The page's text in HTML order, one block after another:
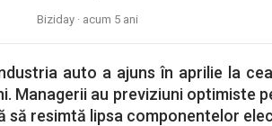
Biziday · acum 5 ani
auto a ajuns în aprilie la
Managerii au previziuni optimiste
să resimtă lipsa componentelor